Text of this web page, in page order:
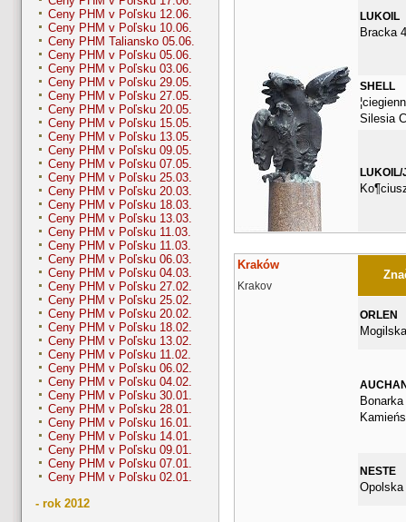
Ceny PHM v Poľsku 12.06.
Ceny PHM v Poľsku 10.06.
Ceny PHM Taliansko 05.06.
Ceny PHM v Poľsku 05.06.
Ceny PHM v Poľsku 03.06.
Ceny PHM v Poľsku 29.05.
Ceny PHM v Poľsku 27.05.
Ceny PHM v Poľsku 20.05.
Ceny PHM v Poľsku 15.05.
Ceny PHM v Poľsku 13.05.
Ceny PHM v Poľsku 09.05.
Ceny PHM v Poľsku 07.05.
Ceny PHM v Poľsku 25.03.
Ceny PHM v Poľsku 20.03.
Ceny PHM v Poľsku 18.03.
Ceny PHM v Poľsku 13.03.
Ceny PHM v Poľsku 11.03.
Ceny PHM v Poľsku 11.03.
Ceny PHM v Poľsku 06.03.
Ceny PHM v Poľsku 04.03.
Ceny PHM v Poľsku 27.02.
Ceny PHM v Poľsku 25.02.
Ceny PHM v Poľsku 20.02.
Ceny PHM v Poľsku 18.02.
Ceny PHM v Poľsku 13.02.
Ceny PHM v Poľsku 11.02.
Ceny PHM v Poľsku 06.02.
Ceny PHM v Poľsku 04.02.
Ceny PHM v Poľsku 30.01.
Ceny PHM v Poľsku 28.01.
Ceny PHM v Poľsku 16.01.
Ceny PHM v Poľsku 14.01.
Ceny PHM v Poľsku 09.01.
Ceny PHM v Poľsku 07.01.
Ceny PHM v Poľsku 02.01.
- rok 2012
LUKOIL
Bracka 4
SHELL
Silesia
LUKOIL/
Kraków
Krakov
ORLEN
Bonarka
NESTE
Opolska